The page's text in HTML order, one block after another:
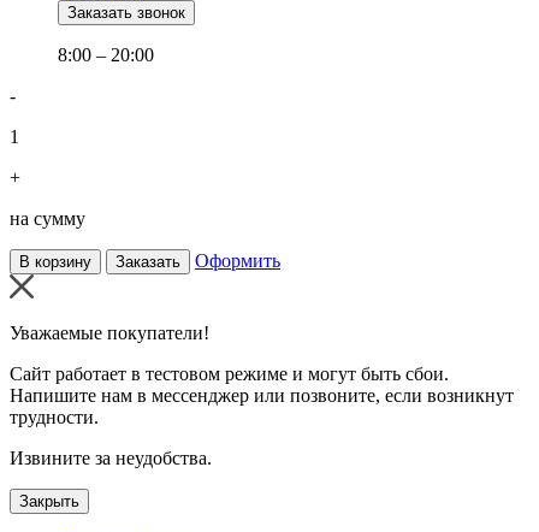
Заказать звонок
8:00 – 20:00
-
1
+
на сумму
В корзину Заказать Оформить
Уважаемые покупатели!
Сайт работает в тестовом режиме и могут быть сбои.
Напишите нам в мессенджер или позвоните, если возникнут
трудности.
Извините за неудобства.
Закрыть